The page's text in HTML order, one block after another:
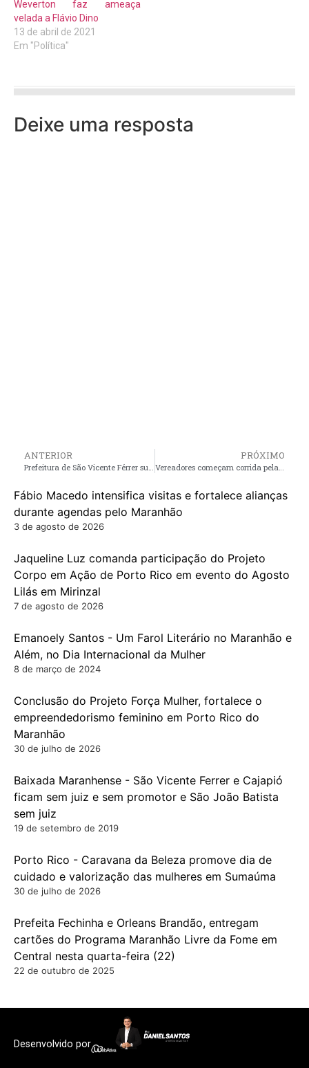
Weverton faz ameaça
velada a Flávio Dino
13 de abril de 2021
Em "Política"
Deixe uma resposta
ANTERIOR
Prefeitura de São Vicente Férrer suspende realização de concurso público
PRÓXIMO
Vereadores começam corrida pela presidência da Câmara Municipal de Pinheiro
Fábio Macedo intensifica visitas e fortalece alianças
durante agendas pelo Maranhão
3 de agosto de 2026
Jaqueline Luz comanda participação do Projeto
Corpo em Ação de Porto Rico em evento do Agosto
Lilás em Mirinzal
7 de agosto de 2026
Emanoely Santos - Um Farol Literário no Maranhão e
Além, no Dia Internacional da Mulher
8 de março de 2024
Conclusão do Projeto Força Mulher, fortalece o
empreendedorismo feminino em Porto Rico do
Maranhão
30 de julho de 2026
Baixada Maranhense - São Vicente Ferrer e Cajapió
ficam sem juiz e sem promotor e São João Batista
sem juiz
19 de setembro de 2019
Porto Rico - Caravana da Beleza promove dia de
cuidado e valorização das mulheres em Sumaúma
30 de julho de 2026
Prefeita Fechinha e Orleans Brandão, entregam
cartões do Programa Maranhão Livre da Fome em
Central nesta quarta-feira (22)
22 de outubro de 2025
Desenvolvido por